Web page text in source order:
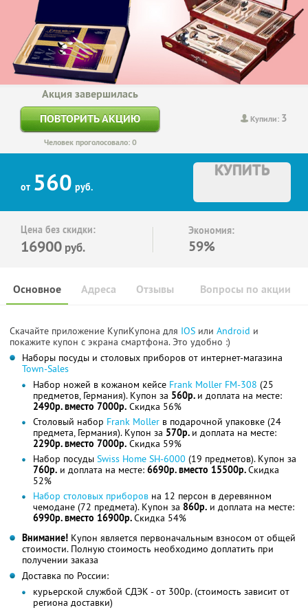
Купили: 3
Акция завершилась
ПОВТОРИТЬ АКЦИЮ
Человек проголосовало: 0
от 560 руб.
КУПИТЬ
Цена без скидки:
16900 руб.
Экономия:
59%
Основное Отзывы Вопросы по акции
Адреса
Скачайте приложение КупиКупона для IOS или Android и
покажите купон с экрана смартфона. Это удобно :)
Наборы посуды и столовых приборов от интернет-магазина
Town-Sales
Набор ножей в кожаном кейсе Frank Moller FM-308 (25
предметов, Германия). Купон за 560р. и доплата на месте:
2490р. вместо 7000р. Скидка 56%
Столовый набор Frank Moller в подарочной упаковке (24
предмета, Германия). Купон за 570р. и доплата на месте:
2290р. вместо 7000р. Скидка 59%
Набор посуды Swiss Home SH-6000 (19 предметов). Купон за
760р. и доплата на месте: 6690р. вместо 15500р.Скидка
52%
Набор столовых приборов на 12 персон в деревянном
чемодане (72 предмета). Купон за 860р. и доплата на месте:
6990р. вместо 16900р.Скидка 54%
Внимание! Купон является первоначальным взносом от общей
стоимости. Полную стоимость необходимо доплатить при
получении заказа
Доставка по России:
курьерской службой СДЭК - от 300р. (стоимость зависит от
региона доставки)